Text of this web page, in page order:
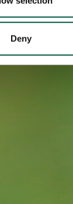
collected
Deny